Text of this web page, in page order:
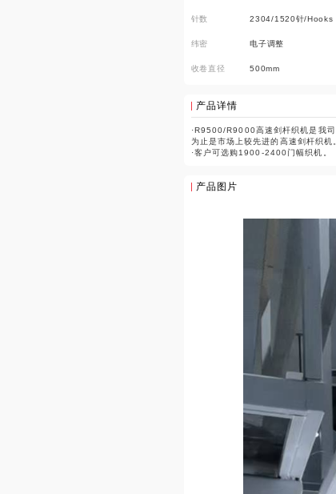
针数 2304/1520针/Hooks
纬密 电子调整
收卷直径 500mm
产品详情
·R9500/R9000高速剑杆织机是我
为止是市场上较先进的高速剑杆织机
·客户可选购1900-2400门幅织机。
产品图片